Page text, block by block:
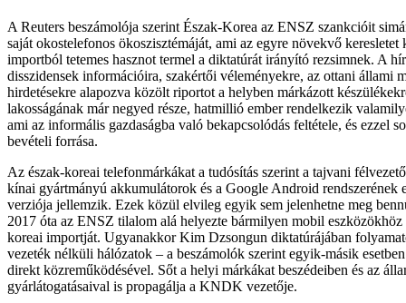
A Reuters beszámolója szerint Észak-Korea az ENSZ szankcióit
saját okostelefonos ökoszisztémáját, ami az egyre növekvő
importból tetemes hasznot termel a diktatúrát irányító rezsimnek. A
disszidensek információira, szakértői véleményekre, az ottani állami
hirdetésekre alapozva közölt riportot a helyben márkázott
lakosságának már negyed része, hatmillió ember rendelkezik
ami az informális gazdaságba való bekapcsolódás feltétele, és ezzel
bevételi forrása.
Az észak-koreai telefonmárkákat a tudósítás szerint a tajvani
kínai gyártmányú akkumulátorok és a Google Android rendszerének
verziója jellemzik. Ezek közül elvileg egyik sem jelenhetne meg
2017 óta az ENSZ tilalom alá helyezte bármilyen mobil eszközökhöz
koreai importját. Ugyanakkor Kim Dzsongun diktatúrájában
vezeték nélküli hálózatok – a beszámolók szerint egyik-másik
direkt közreműködésével. Sőt a helyi márkákat beszédeiben és az
gyárlátogatásaival is propagálja a KNDK vezetője.